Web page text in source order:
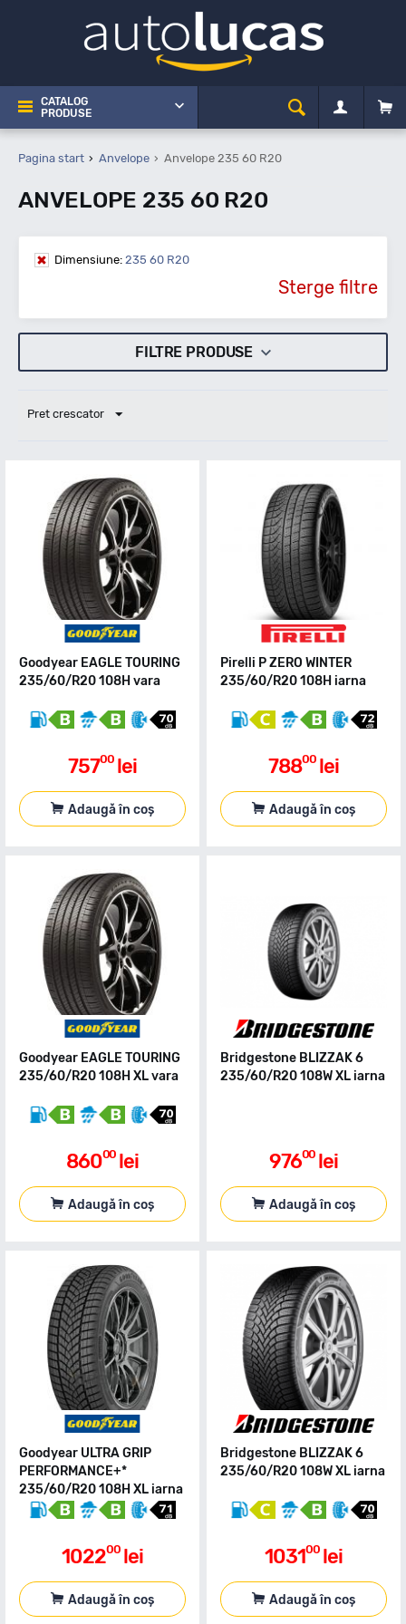
CATALOG
PRODUSE
Pagina start Anvelope Anvelope 235 60 R20
ANVELOPE 235 60 R20
Dimensiune: 235 60 R20
Sterge filtre
FILTRE PRODUSE
Pret crescator
Goodyear EAGLE TOURING
235/60/R20 108H vara
75700 lei
Adaugă în coș
Pirelli P ZERO WINTER
235/60/R20 108H iarna
78800 lei
Adaugă în coș
Goodyear EAGLE TOURING
235/60/R20 108H XL vara
86000 lei
Adaugă în coș
Bridgestone BLIZZAK 6
235/60/R20 108W XL iarna
97600 lei
Adaugă în coș
Goodyear ULTRA GRIP
PERFORMANCE+*
235/60/R20 108H XL iarna
102200 lei
Adaugă în coș
Bridgestone BLIZZAK 6
235/60/R20 108W XL iarna
103100 lei
Adaugă în coș